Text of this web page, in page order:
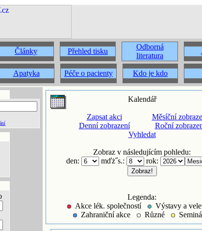
Články Přehled tisku
Odborná
literatura
Apatyka Péče o pacienty Kdo je kdo
Kalendář
Zapsat akci
Denní zobrazení
Měsíční
Roční
Vyhledat
Zobraz v následujícím pohledu:
den:
mďż˝s.: rok:
Legenda:
Akce lék. společností
Výstavy a
Zahraniční akce
Různé